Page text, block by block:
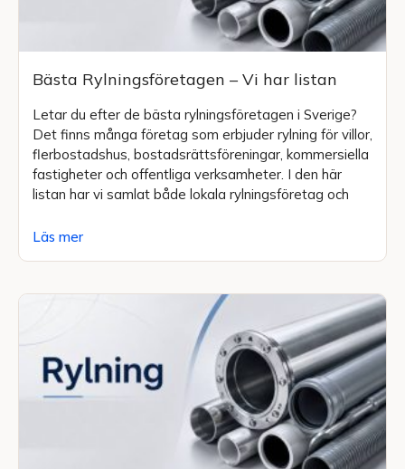
Bästa Rylningsföretagen – Vi har listan
Letar du efter de bästa rylningsföretagen i Sverige?
Det finns många företag som erbjuder rylning för villor,
flerbostadshus, bostadsrättsföreningar, kommersiella
fastigheter och offentliga verksamheter. I den här
listan har vi samlat både lokala rylningsföretag och
Läs mer